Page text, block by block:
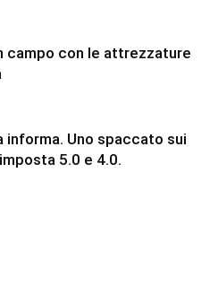
campo con le attrezzature
informa. Uno spaccato sui
5.0 e 4.0.